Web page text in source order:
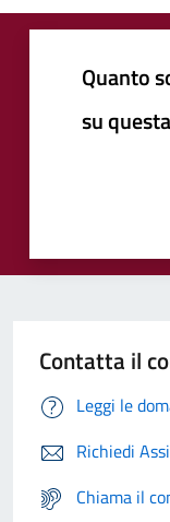
Quanto
su
Contatta il
Leggi le
Richiedi
Chiama il